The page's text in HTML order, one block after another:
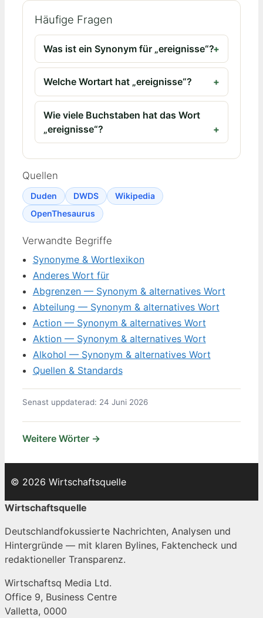
Häufige Fragen
Was ist ein Synonym für „ereignisse“?
Welche Wortart hat „ereignisse“?
Wie viele Buchstaben hat das Wort
„ereignisse“?
Quellen
Duden DWDS
Wikipedia
OpenThesaurus
Verwandte Begriffe
Synonyme & Wortlexikon
Anderes Wort für
Abgrenzen — Synonym & alternatives Wort
Abteilung — Synonym & alternatives Wort
Action — Synonym & alternatives Wort
Aktion — Synonym & alternatives Wort
Alkohol — Synonym & alternatives Wort
Quellen & Standards
Senast uppdaterad: 24 Juni 2026
Weitere Wörter →
© 2026 Wirtschaftsquelle
Wirtschaftsquelle
Deutschlandfokussierte Nachrichten, Analysen und
Hintergründe — mit klaren Bylines, Faktencheck und
redaktioneller Transparenz.
Wirtschaftsq Media Ltd.
Office 9, Business Centre
Valletta, 0000